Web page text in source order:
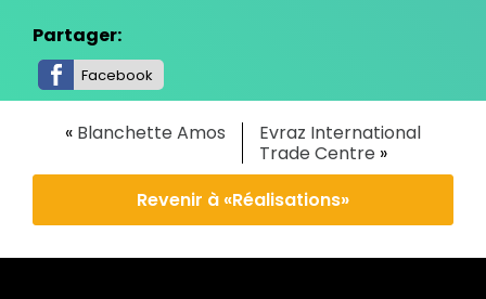
Partager:
Facebook
« Blanchette Amos
Evraz International
Trade Centre »
Revenir à «Réalisations»